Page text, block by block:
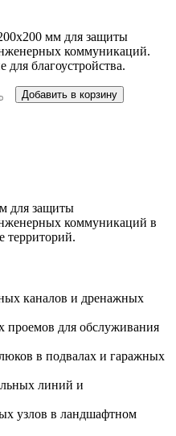
мм для защиты
коммуникаций.
благоустройства.
Добавить в корзину
для защиты
коммуникаций в
территорий.
каналов и дренажных
проемов для обслуживания
в подвалах и гаражных
линий и
узлов в ландшафтном